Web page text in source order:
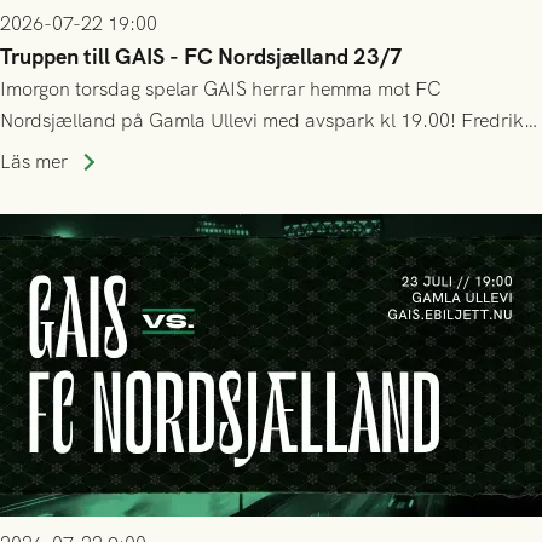
2026-07-22 19:00
Truppen till GAIS - FC Nordsjælland 23/7
Imorgon torsdag spelar GAIS herrar hemma mot FC
Nordsjælland på Gamla Ullevi med avspark kl 19.00! Fredrik
Holmberg och ledarstaben har tagit ut följande trupp till
Läs mer